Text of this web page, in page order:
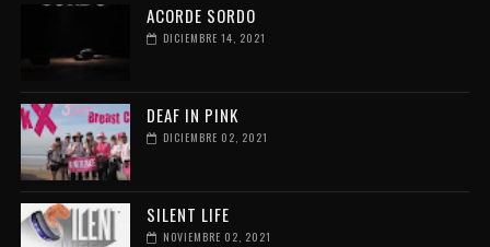
ACORDE SORDO
DICIEMBRE 14, 2021
DEAF IN PINK
DICIEMBRE 02, 2021
SILENT LIFE
NOVIEMBRE 02, 2021